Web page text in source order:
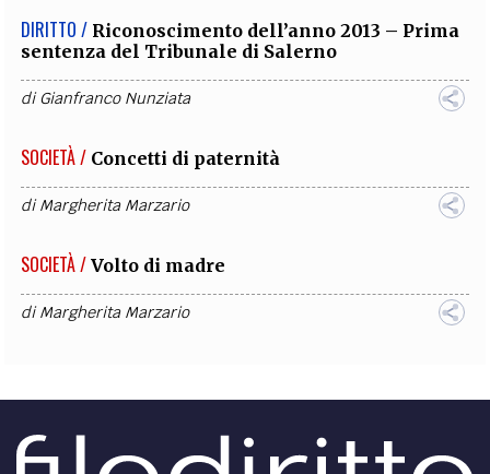
DIRITTO / Riconoscimento dell’anno 2013 – Prima
sentenza del Tribunale di Salerno
diGianfranco Nunziata
SOCIETÀ / Concetti di paternità
diMargherita Marzario
SOCIETÀ / Volto di madre
diMargherita Marzario